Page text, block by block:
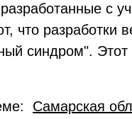
с
что
синдром".
Самарская